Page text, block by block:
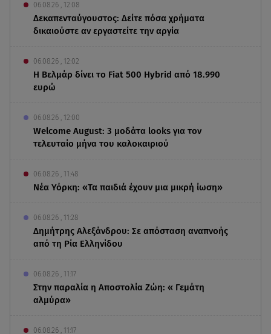
06.08.26 , 12:08
Δεκαπενταύγουστος: Δείτε πόσα χρήματα
δικαιούστε αν εργαστείτε την αργία
06.08.26 , 12:02
Η Βελμάρ δίνει το Fiat 500 Hybrid από 18.990
ευρώ
06.08.26 , 12:00
Welcome August: 3 μοδάτα looks για τον
τελευταίο μήνα του καλοκαιριού
06.08.26 , 11:48
Νέα Υόρκη: «Τα παιδιά έχουν μια μικρή ίωση»
06.08.26 , 11:28
Δημήτρης Αλεξάνδρου: Σε απόσταση αναπνοής
από τη Ρία Ελληνίδου
06.08.26 , 11:17
Στην παραλία η Αποστολία Ζώη: « Γεμάτη
αλμύρα»
06.08.26 , 11:17